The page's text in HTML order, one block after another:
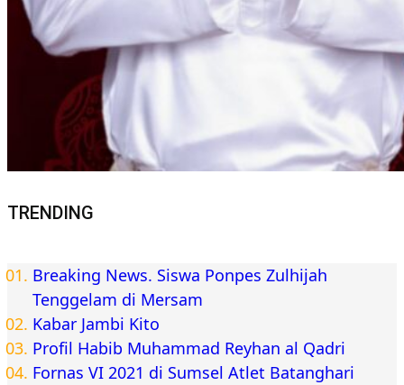
TRENDING
Breaking News. Siswa Ponpes Zulhijah
Tenggelam di Mersam
Kabar Jambi Kito
Profil Habib Muhammad Reyhan al Qadri
Fornas VI 2021 di Sumsel Atlet Batanghari